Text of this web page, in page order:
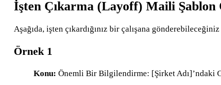
İşten Çıkarma (Layoff) Maili
Aşağıda, işten çıkardığınız bir çalışana
Örnek 1
Konu: Önemli Bir Bilgilendirme: [Şirket Adı]’ndaki